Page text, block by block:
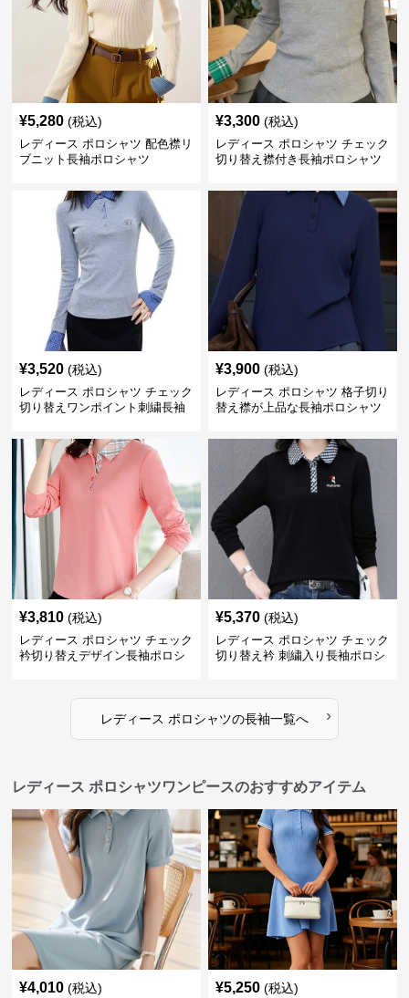
¥5,280 (税込)
レディース ポロシャツ 配色襟リ
ブニット長袖ポロシャツ
¥3,300 (税込)
レディース ポロシャツ チェック
切り替え襟付き長袖ポロシャツ
¥3,520 (税込)
レディース ポロシャツ チェック
切り替えワンポイント刺繍長袖
¥3,900 (税込)
レディース ポロシャツ 格子切り
替え襟が上品な長袖ポロシャツ
¥3,810 (税込)
レディース ポロシャツ チェック
衿切り替えデザイン長袖ポロシ
¥5,370 (税込)
レディース ポロシャツ チェック
切り替え衿 刺繍入り長袖ポロシ
レディース ポロシャツの長袖一覧へ ›
レディース ポロシャツワンピースのおすすめアイテム
¥4,010 (税込) ¥5,250 (税込)